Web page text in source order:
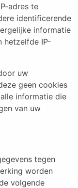
adres te
identificerende
informatie
hetzelfde IP-
uw
geen cookies
informatie die
van uw
tegen
worden
volgende